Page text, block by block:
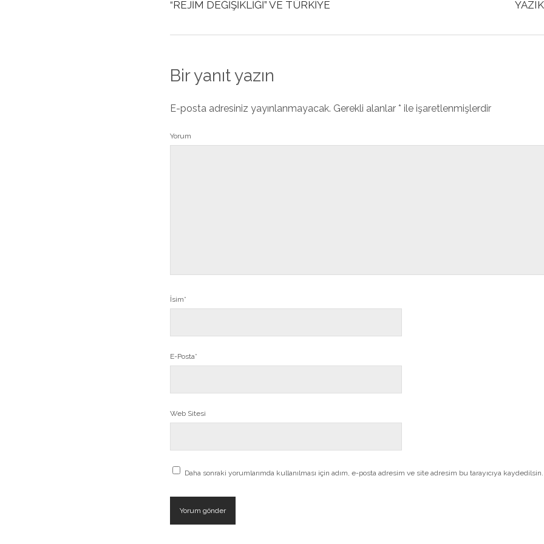
“REJİM DEĞİŞİKLİĞİ” VE TÜRKİYE
Bir yanıt yazın
E-posta adresiniz yayınlanmayacak. Gerekli alanlar * ile işaretlenmişlerdir
Yorum
İsim*
E-Posta*
Web Sitesi
Daha sonraki yorumlarımda kullanılması için adım, e-posta adresim ve site adresim bu tarayıcıya kaydedilsin.